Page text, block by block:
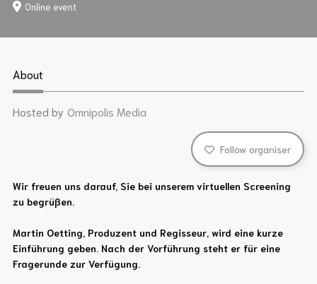
Online event
About
Hosted by Omnipolis Media
Follow organiser
Wir freuen uns darauf, Sie bei unserem virtuellen Screening
zu begrüßen.
Martin Oetting, Produzent und Regisseur, wird eine kurze
Einführung geben. Nach der Vorführung steht er für eine
Fragerunde zur Verfügung.